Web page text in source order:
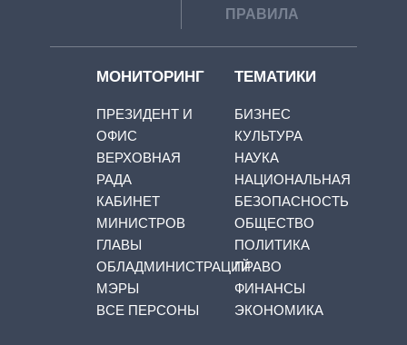
ПРАВИЛА
МОНИТОРИНГ
ПРЕЗИДЕНТ И
ОФИС
ВЕРХОВНАЯ
РАДА
КАБИНЕТ
МИНИСТРОВ
ГЛАВЫ
ОБЛАДМИНИСТРАЦИЙ
МЭРЫ
ВСЕ ПЕРСОНЫ
ТЕМАТИКИ
БИЗНЕС
КУЛЬТУРА
НАУКА
НАЦИОНАЛЬНАЯ
БЕЗОПАСНОСТЬ
ОБЩЕСТВО
ПОЛИТИКА
ПРАВО
ФИНАНСЫ
ЭКОНОМИКА